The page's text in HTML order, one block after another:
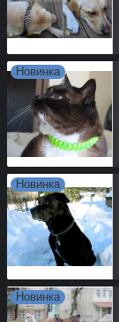
Новинка
Новинка
Новинка